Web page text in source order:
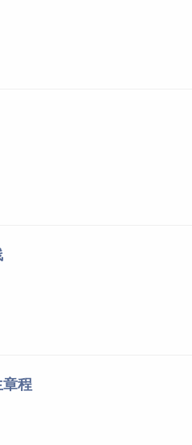
程